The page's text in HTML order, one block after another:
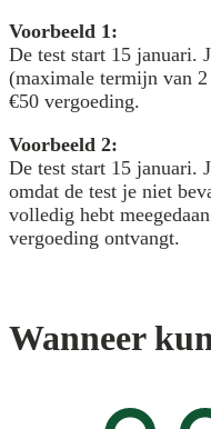
Voorbeeld 1:
De test start 15 januari.
(maximale termijn van
€50 vergoeding.
Voorbeeld 2:
De test start 15 januari.
omdat de test je niet
volledig hebt
vergoeding ontvangt.
Wanneer